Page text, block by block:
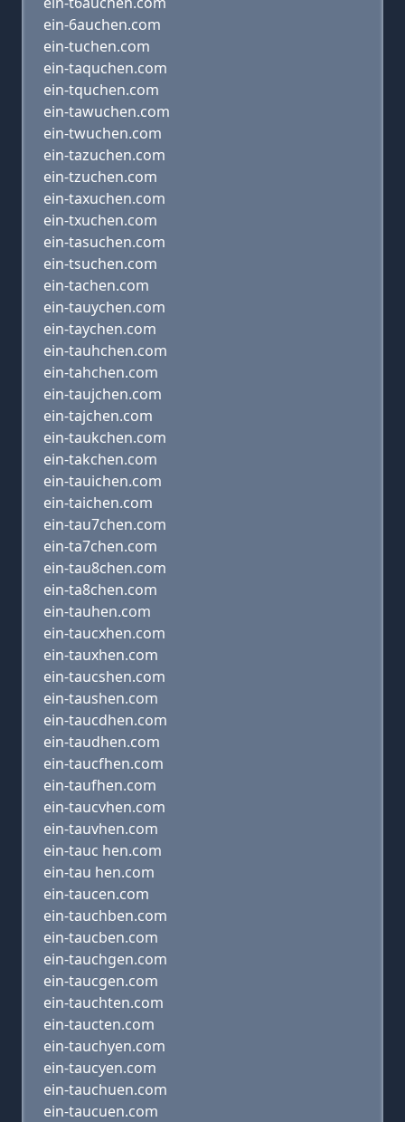
ein-6auchen.com
ein-tuchen.com
ein-taquchen.com
ein-tquchen.com
ein-tawuchen.com
ein-twuchen.com
ein-tazuchen.com
ein-tzuchen.com
ein-taxuchen.com
ein-txuchen.com
ein-tasuchen.com
ein-tsuchen.com
ein-tachen.com
ein-tauychen.com
ein-taychen.com
ein-tauhchen.com
ein-tahchen.com
ein-taujchen.com
ein-tajchen.com
ein-taukchen.com
ein-takchen.com
ein-tauichen.com
ein-taichen.com
ein-tau7chen.com
ein-ta7chen.com
ein-tau8chen.com
ein-ta8chen.com
ein-tauhen.com
ein-taucxhen.com
ein-tauxhen.com
ein-taucshen.com
ein-taushen.com
ein-taucdhen.com
ein-taudhen.com
ein-taucfhen.com
ein-taufhen.com
ein-taucvhen.com
ein-tauvhen.com
ein-tauc hen.com
ein-tau hen.com
ein-taucen.com
ein-tauchben.com
ein-taucben.com
ein-tauchgen.com
ein-taucgen.com
ein-tauchten.com
ein-taucten.com
ein-tauchyen.com
ein-taucyen.com
ein-tauchuen.com
ein-taucuen.com